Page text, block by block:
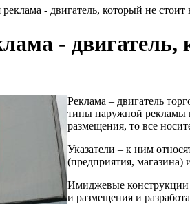
- двигатель, который не стоит
- двигатель,
Реклама – двигатель
типы наружной рекламы
размещения, то все
Указатели – к ним
(предприятия, магазина)
Имиджевые конструкции
и размещения и